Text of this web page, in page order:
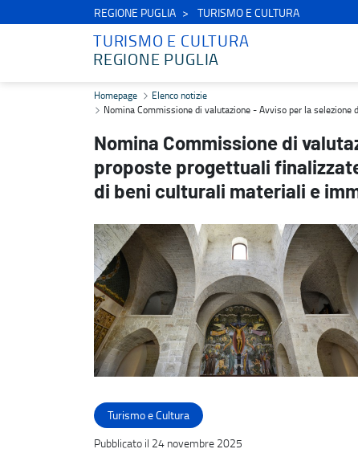
REGIONE PUGLIA TURISMO E CULTURA
TURISMO E CULTURA
REGIONE PUGLIA
Nomina Commissione di valutazione - Avviso per la selezione
Homepage
Elenco notizie
Nomina Commissione di valutazione - Avviso per la
Nomina Commissione di
proposte progettuali
di beni culturali materiali e
Turismo e Cultura
Pubblicato il 24 novembre 2025